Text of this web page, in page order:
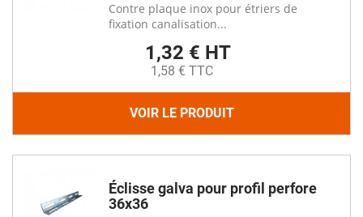
Contre plaque inox pour étriers de
fixation canalisation...
1,32 € HT
1,58 € TTC
VOIR LE PRODUIT
Éclisse galva pour profil perfore
36x36